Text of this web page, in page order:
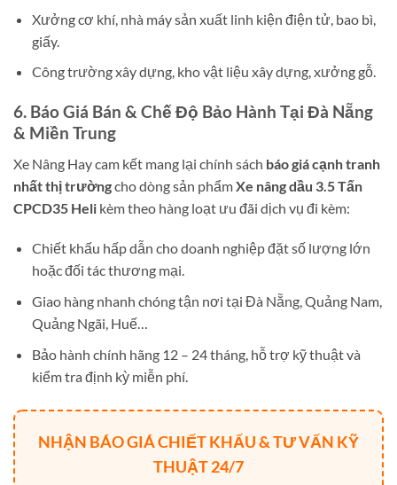
Xưởng cơ khí, nhà máy sản xuất linh kiện điện tử, bao bì,
giấy.
Công trường xây dựng, kho vật liệu xây dựng, xưởng gỗ.
6. Báo Giá Bán & Chế Độ Bảo Hành Tại Đà Nẵng
& Miền Trung
Xe Nâng Hay cam kết mang lại chính sách báo giá cạnh tranh
nhất thị trườngcho dòng sản phẩmXe nâng dầu 3.5 Tấn
CPCD35 Heli kèm theo hàng loạt ưu đãi dịch vụ đi kèm:
Chiết khấu hấp dẫn cho doanh nghiệp đặt số lượng lớn
hoặc đối tác thương mại.
Giao hàng nhanh chóng tận nơi tại Đà Nẵng, Quảng Nam,
Quảng Ngãi, Huế…
Bảo hành chính hãng 12 – 24 tháng, hỗ trợ kỹ thuật và
kiểm tra định kỳ miễn phí.
NHẬN BÁO GIÁ CHIẾT KHẤU & TƯ VẤN KỸ
THUẬT 24/7